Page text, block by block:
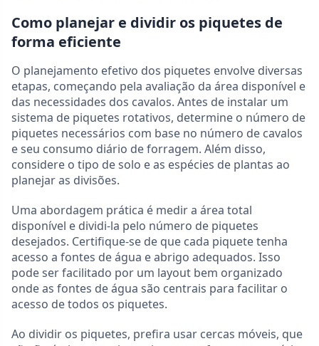
Como planejar e dividir os piquetes de
forma eficiente
O planejamento efetivo dos piquetes envolve diversas
etapas, começando pela avaliação da área disponível e
das necessidades dos cavalos. Antes de instalar um
sistema de piquetes rotativos, determine o número de
piquetes necessários com base no número de cavalos
e seu consumo diário de forragem. Além disso,
considere o tipo de solo e as espécies de plantas ao
planejar as divisões.
Uma abordagem prática é medir a área total
disponível e dividi-la pelo número de piquetes
desejados. Certifique-se de que cada piquete tenha
acesso a fontes de água e abrigo adequados. Isso
pode ser facilitado por um layout bem organizado
onde as fontes de água são centrais para facilitar o
acesso de todos os piquetes.
Ao dividir os piquetes, prefira usar cercas móveis, que